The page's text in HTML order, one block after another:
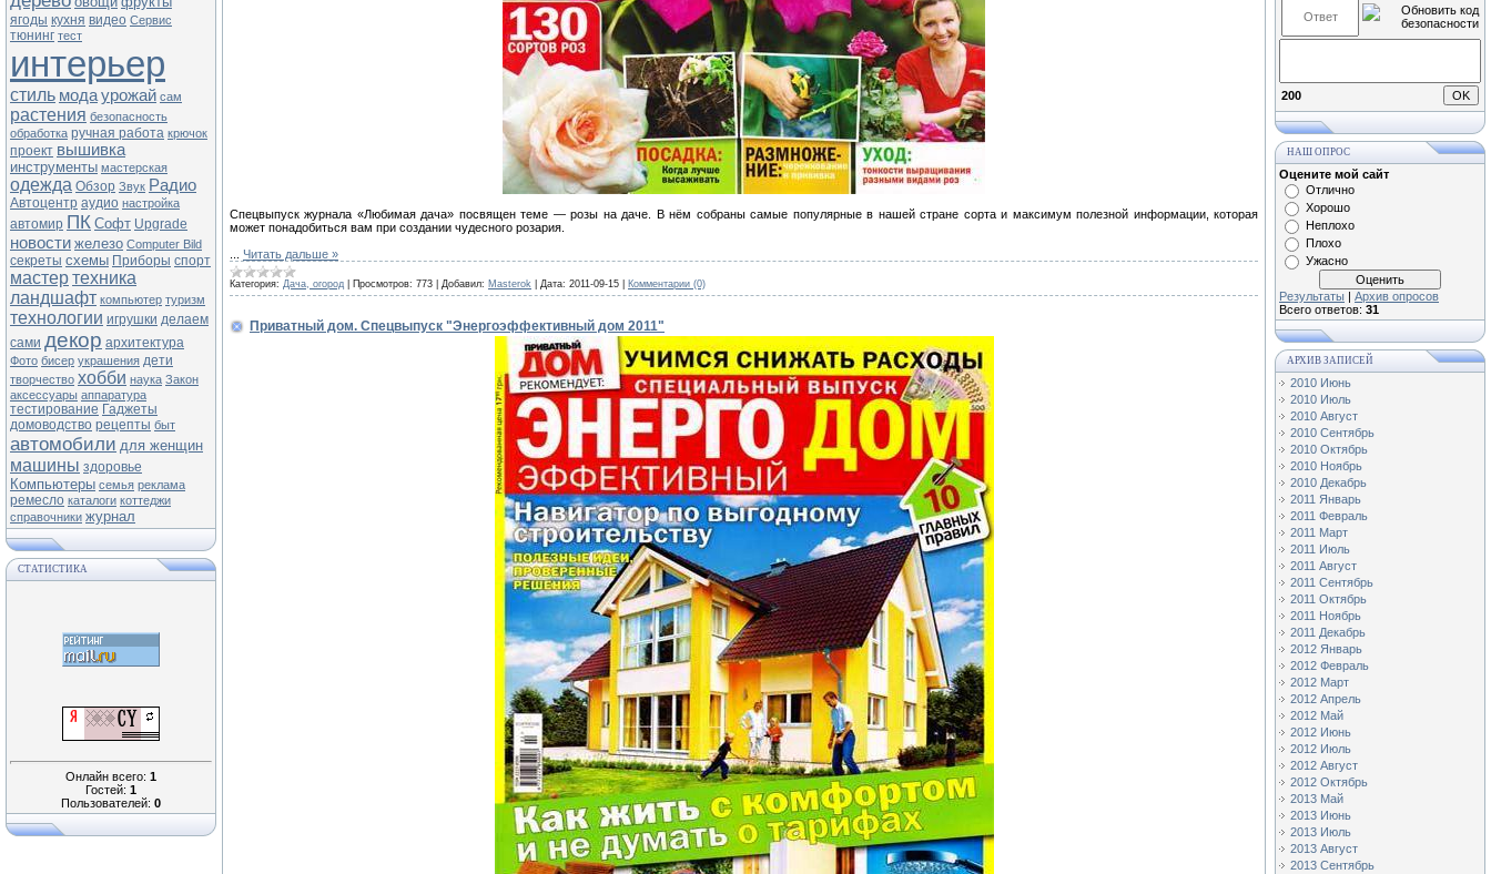
ягоды кухня видео Сервис
тюнинг тест
интерьер
стиль модаурожай сам
растения безопасность
обработка ручная работа крючок
проект вышивка
инструменты мастерская
одежда Обзор Звук Радио
Автоцентр аудио настройка
автомир ПК Софт Upgrade
новости железо Computer Bild
секреты схемы Приборы спорт
мастертехника
ландшафт компьютер туризм
технологии игрушки делаем
сами декор архитектура
Фото бисер украшения дети
творчество хобби наука Закон
аксессуары аппаратура
тестирование Гаджеты
домоводство рецепты быт
автомобили для женщин
машины здоровье
Компьютеры семья реклама
ремесло каталоги коттеджи
справочники журнал
СТАТИСТИКА
Онлайн всего: 1
Гостей: 1
Пользователей: 0
Спецвыпуск журнала «Любимая дача» посвящен теме — розы на даче. В нём собраны самые популярные в нашей стране сорта и максимум полезной информации, которая
может понадобиться вам при создании чудесного розария.
Читать дальше »
Категория: Дача, огород Просмотров: 773 Добавил: Masterok Дата: 2011-09-15 Комментарии (0)
Приватный дом. Спецвыпуск "Энергоэффективный дом 2011"
200
НАШ ОПРОС
Оцените мой сайт
Отлично
Хорошо
Неплохо
Плохо
Ужасно
Результаты | Архив опросов
Всего ответов: 31
АРХИВ ЗАПИСЕЙ
2010 Июнь
2010 Июль
2010 Август
2010 Сентябрь
2010 Октябрь
2010 Ноябрь
2010 Декабрь
2011 Январь
2011 Февраль
2011 Март
2011 Июль
2011 Август
2011 Сентябрь
2011 Октябрь
2011 Ноябрь
2011 Декабрь
2012 Январь
2012 Февраль
2012 Март
2012 Апрель
2012 Май
2012 Июнь
2012 Июль
2012 Август
2012 Октябрь
2013 Май
2013 Июнь
2013 Июль
2013 Август
2013 Сентябрь